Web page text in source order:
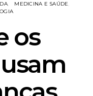
MEDICINA E SAÚDE
os